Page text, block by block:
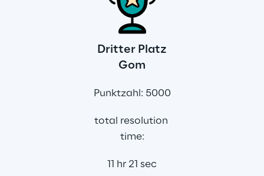
Dritter Platz
Gom
Punktzahl: 5000
total resolution
time:
11 hr 21 sec